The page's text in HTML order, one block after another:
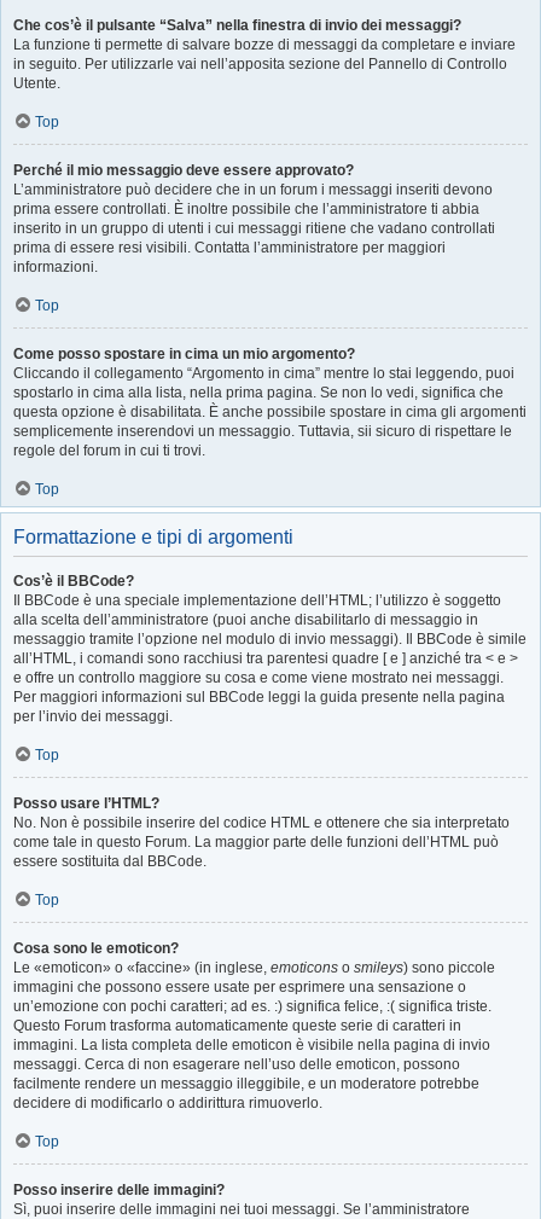
Che cos’è il pulsante “Salva” nella finestra di invio dei messaggi?
La funzione ti permette di salvare bozze di messaggi da completare e inviare
in seguito. Per utilizzarle vai nell’apposita sezione del Pannello di Controllo
Utente.
Top
Perché il mio messaggio deve essere approvato?
L’amministratore può decidere che in un forum i messaggi inseriti devono
prima essere controllati. È inoltre possibile che l’amministratore ti abbia
inserito in un gruppo di utenti i cui messaggi ritiene che vadano controllati
prima di essere resi visibili. Contatta l’amministratore per maggiori
informazioni.
Top
Come posso spostare in cima un mio argomento?
Cliccando il collegamento “Argomento in cima” mentre lo stai leggendo, puoi
spostarlo in cima alla lista, nella prima pagina. Se non lo vedi, significa che
questa opzione è disabilitata. È anche possibile spostare in cima gli argomenti
semplicemente inserendovi un messaggio. Tuttavia, sii sicuro di rispettare le
regole del forum in cui ti trovi.
Top
Formattazione e tipi di argomenti
Cos’è il BBCode?
Il BBCode è una speciale implementazione dell’HTML; l’utilizzo è soggetto
alla scelta dell’amministratore (puoi anche disabilitarlo di messaggio in
messaggio tramite l’opzione nel modulo di invio messaggi). Il BBCode è simile
all’HTML, i comandi sono racchiusi tra parentesi quadre [ e ] anziché tra < e >
e offre un controllo maggiore su cosa e come viene mostrato nei messaggi.
Per maggiori informazioni sul BBCode leggi la guida presente nella pagina
per l’invio dei messaggi.
Top
Posso usare l’HTML?
No. Non è possibile inserire del codice HTML e ottenere che sia interpretato
come tale in questo Forum. La maggior parte delle funzioni dell’HTML può
essere sostituita dal BBCode.
Top
Cosa sono le emoticon?
Le «emoticon» o «faccine» (in inglese, emoticons o smileys) sono piccole
immagini che possono essere usate per esprimere una sensazione o
un’emozione con pochi caratteri; ad es. :) significa felice, :( significa triste.
Questo Forum trasforma automaticamente queste serie di caratteri in
immagini. La lista completa delle emoticon è visibile nella pagina di invio
messaggi. Cerca di non esagerare nell’uso delle emoticon, possono
facilmente rendere un messaggio illeggibile, e un moderatore potrebbe
decidere di modificarlo o addirittura rimuoverlo.
Top
Posso inserire delle immagini?
Sì, puoi inserire delle immagini nei tuoi messaggi. Se l’amministratore